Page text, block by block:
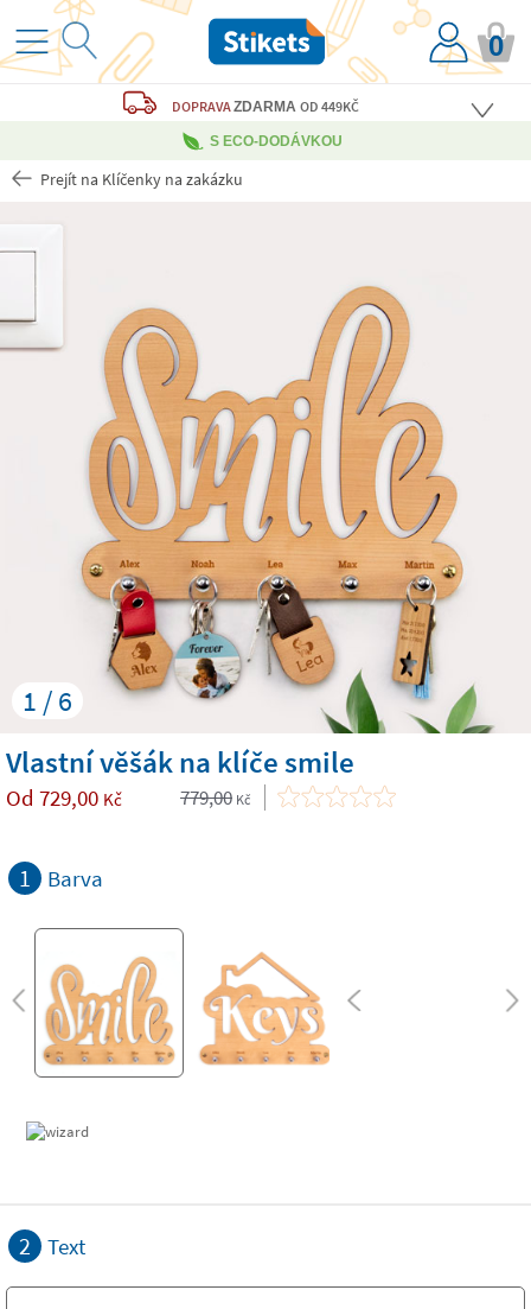
0
DOPRAVAZDARMAOD 449KČ
S ECO-DODÁVKOU
Prejít na Klíčenky na zakázku
1 / 6
Vlastní věšák na klíče smile
Od 729,00 Kč 779,00 Kč
1 Barva
2 Text